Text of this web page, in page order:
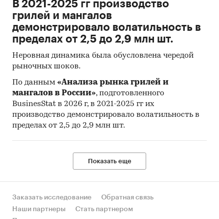
Материалы Всемирного банка (World Bank).
Материалы ВТО (World Trade Organization).
Материалы Организации экономического
Economic Cooperation and Development).
Материалы International Trade Centre.
Материалы Index Mundi.
Результаты исследований DISCOVERY
Research Group.
Объем и структура выборки
Процедура контент-анализа документов не
предполагает расчета объема выборочной
совокупности. Обработке и анализу подлежат
все доступные исследователю документы.
В 2021-2025 гг производство
грилей и мангалов
демонстрировало волатильность в
пределах от 2,5 до 2,9 млн шт.
Неровная динамика была обусловлена чередой
рыночных шоков.
По данным «Анализа рынка грилей и
мангалов в России», подготовленного
BusinesStat в 2026 г, в 2021-2025 гг их
производство демонстрировало волатильность в
пределах от 2,5 до 2,9 млн шт.
Показать еще
Заказать исследование
Обратная связь
Наши партнеры
Стать партнером